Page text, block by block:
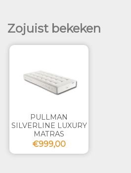
Zojuist bekeken
PULLMAN
SILVERLINE LUXURY
MATRAS
€999,00